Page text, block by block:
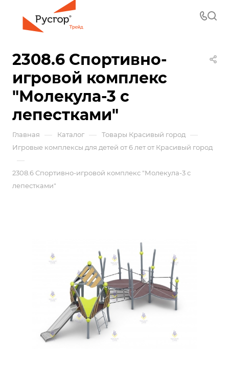
2308.6 Спортивно-
игровой комплекс
"Молекула-3 с
лепестками"
Главная — Каталог — Товары Красивый город —
Игровые комплексы для детей от 6 лет от Красивый город
—
2308.6 Спортивно-игровой комплекс "Молекула-3 с
лепестками"